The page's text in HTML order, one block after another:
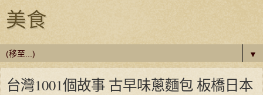
美食
▼
台灣1001個故事 古早味蔥麵包 板橋日本